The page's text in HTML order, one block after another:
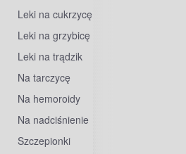
Leki na cukrzycę
Leki na grzybicę
Leki na trądzik
Na tarczycę
Na hemoroidy
Na nadciśnienie
Szczepionki